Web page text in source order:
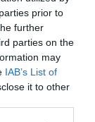
prior to
further
parties on the
may
IAB’s List of
it to other